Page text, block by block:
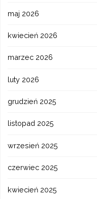
maj 2026
kwiecień 2026
marzec 2026
luty 2026
grudzień 2025
listopad 2025
wrzesień 2025
czerwiec 2025
kwiecień 2025